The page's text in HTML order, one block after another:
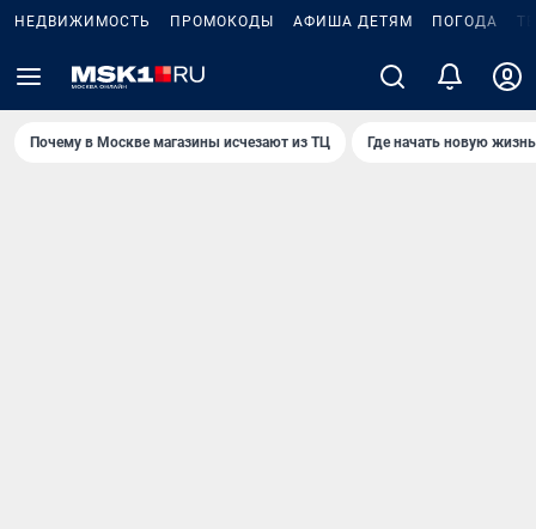
НЕДВИЖИМОСТЬ ПРОМОКОДЫ АФИША ДЕТЯМ ПОГОДА
Почему в Москве магазины исчезают из ТЦ Где начать новую